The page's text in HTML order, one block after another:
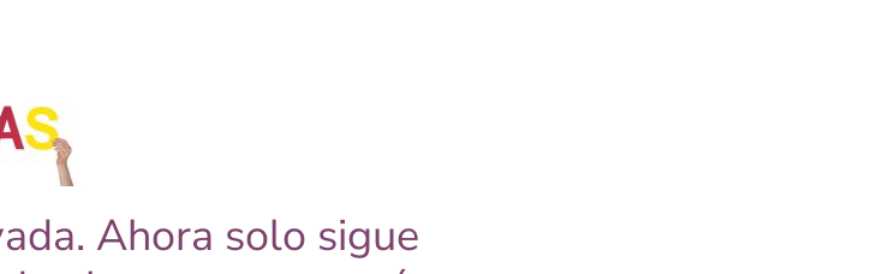
Ahora solo sigue